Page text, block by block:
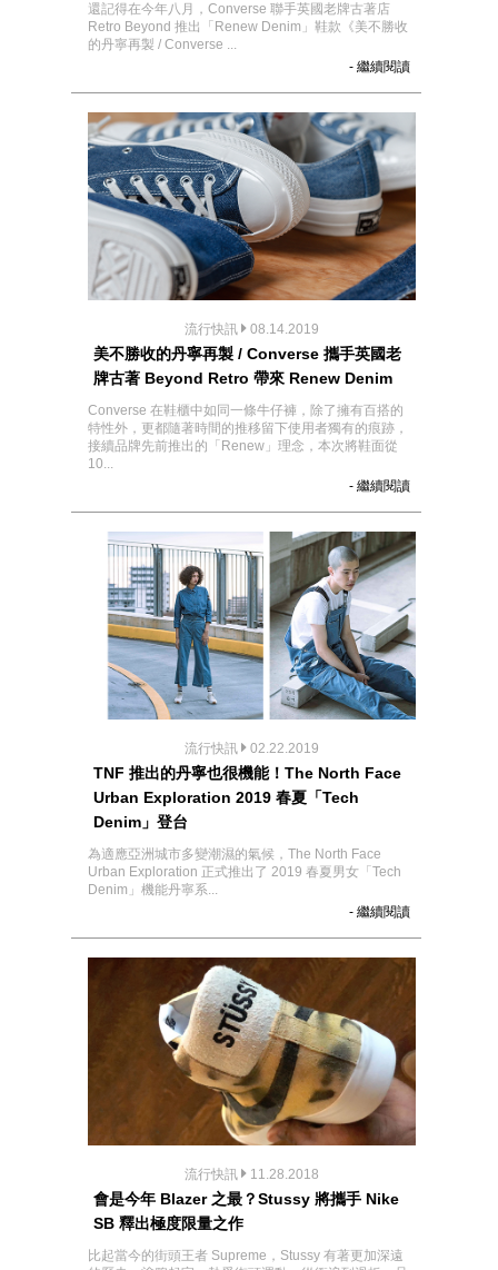
還記得在今年八月，Converse 聯手英國老牌古著店
Retro Beyond 推出「Renew Denim」鞋款《美不勝收
的丹寧再製 / Converse ...
- 繼續閱讀
流行快訊 08.14.2019
美不勝收的丹寧再製 / Converse 攜手英國老
牌古著 Beyond Retro 帶來 Renew Denim
Converse 在鞋櫃中如同一條牛仔褲，除了擁有百搭的
特性外，更都隨著時間的推移留下使用者獨有的痕跡，
接續品牌先前推出的「Renew」理念，本次將鞋面從
10...
- 繼續閱讀
流行快訊 02.22.2019
TNF 推出的丹寧也很機能！The North Face
Urban Exploration 2019 春夏「Tech
Denim」登台
為適應亞洲城市多變潮濕的氣候，The North Face
Urban Exploration 正式推出了 2019 春夏男女「Tech
Denim」機能丹寧系...
- 繼續閱讀
流行快訊 11.28.2018
會是今年 Blazer 之最？Stussy 將攜手 Nike
SB 釋出極度限量之作
比起當今的街頭王者 Supreme，Stussy 有著更加深遠